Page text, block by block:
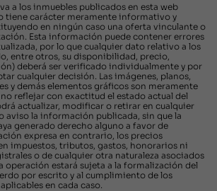
a los inmuebles publicados en esta web
tiene carácter meramente informativo y
en ningún caso una oferta vinculante o
Esta información puede contener errores
por lo que cualquier dato relativo a los
entre otros, su disponibilidad, precio,
deberá ser verificado individualmente y por
cualquier decisión. Las imágenes, planos,
y demás elementos gráficos son meramente
reflejar con exactitud el estado actual del
actualizar, modificar o retirar en cualquier
aviso la información publicada, sin que la
generado derecho alguno a favor de
expresa en contrario, los precios
impuestos, tributos, gastos, honorarios ni
o de cualquier otra naturaleza asociados
operación estará sujeta a la formalización del
por escrito y al cumplimiento de los
en cada caso.